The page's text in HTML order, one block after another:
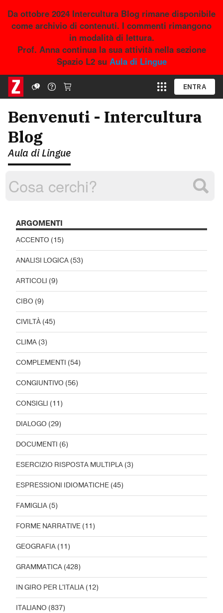
Da ottobre 2024 Intercultura Blog rimane disponibile
come archivio di contenuti. I commenti rimangono
in modalità di lettura.
Prof. Anna continua la sua attività nella sezione
Spazio L2 su Aula di Lingue
ENTRA
Benvenuti - Intercultura
Blog
Aula di Lingue
ARGOMENTI
ACCENTO (15)
ANALISI LOGICA (53)
ARTICOLI (9)
CIBO (9)
CIVILTÀ (45)
CLIMA (3)
COMPLEMENTI (54)
CONGIUNTIVO (56)
CONSIGLI (11)
DIALOGO (29)
DOCUMENTI (6)
ESERCIZIO RISPOSTA MULTIPLA (3)
ESPRESSIONI IDIOMATICHE (45)
FAMIGLIA (5)
FORME NARRATIVE (11)
GEOGRAFIA (11)
GRAMMATICA (428)
IN GIRO PER L'ITALIA (12)
ITALIANO (837)